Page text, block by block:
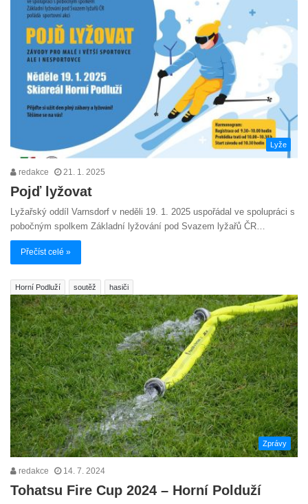
Lyže
redakce 21. 1. 2025
Pojď lyžovat
Lyžařský oddíl Varnsdorf v neděli 19. 1. 2025 uspořádal ve spolupráci s
pobočným spolkem Základní lyžování pod Svazem lyžařů ČR…
Přečíst celé »
Horní Podluží soutěž hasiči
Zprávy
redakce 14. 7. 2024
Tohatsu Fire Cup 2024 – Horní Polduží